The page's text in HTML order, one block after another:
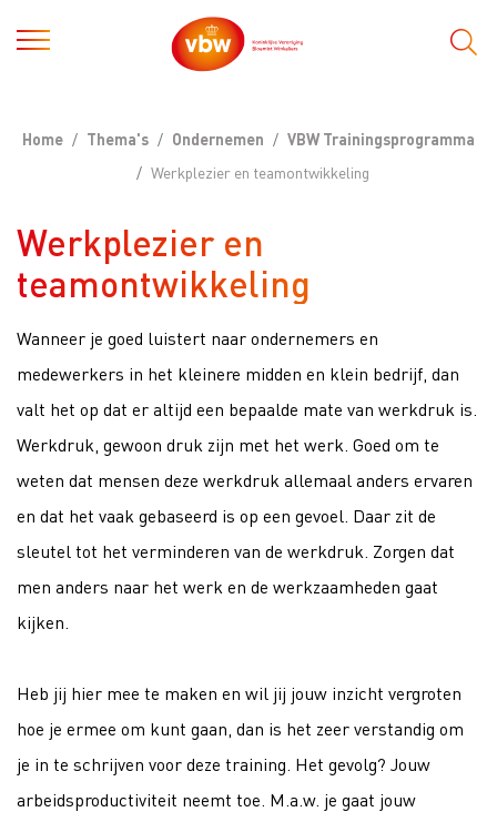
Home Thema's Ondernemen
VBW Trainingsprogramma
Werkplezier en teamontwikkeling
Werkplezier en
teamontwikkeling
Wanneer je goed luistert naar ondernemers en
medewerkers in het kleinere midden en klein bedrijf, dan
valt het op dat er altijd een bepaalde mate van werkdruk is.
Werkdruk, gewoon druk zijn met het werk. Goed om te
weten dat mensen deze werkdruk allemaal anders ervaren
en dat het vaak gebaseerd is op een gevoel. Daar zit de
sleutel tot het verminderen van de werkdruk. Zorgen dat
men anders naar het werk en de werkzaamheden gaat
kijken.
Heb jij hier mee te maken en wil jij jouw inzicht vergroten
hoe je ermee om kunt gaan, dan is het zeer verstandig om
je in te schrijven voor deze training. Het gevolg? Jouw
arbeidsproductiviteit neemt toe. M.a.w. je gaat jouw